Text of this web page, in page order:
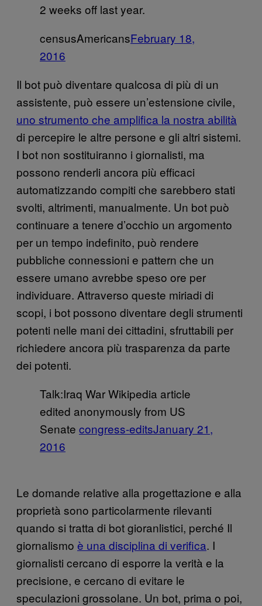
2 weeks off last year.
censusAmericansFebruary 18,
2016
Il bot può diventare qualcosa di più di un
assistente, può essere un’estensione civile,
uno strumento che amplifica la nostra abilità
di percepire le altre persone e gli altri sistemi.
I bot non sostituiranno i giornalisti, ma
possono renderli ancora più efficaci
automatizzando compiti che sarebbero stati
svolti, altrimenti, manualmente. Un bot può
continuare a tenere d’occhio un argomento
per un tempo indefinito, può rendere
pubbliche connessioni e pattern che un
essere umano avrebbe speso ore per
individuare. Attraverso queste miriadi di
scopi, i bot possono diventare degli strumenti
potenti nelle mani dei cittadini, sfruttabili per
richiedere ancora più trasparenza da parte
dei potenti.
Talk:Iraq War Wikipedia article
edited anonymously from US
Senate congress-editsJanuary 21,
2016
Le domande relative alla progettazione e alla
proprietà sono particolarmente rilevanti
quando si tratta di bot gioranlistici, perché Il
giornalismo è una disciplina di verifica. I
giornalisti cercano di esporre la verità e la
precisione, e cercano di evitare le
speculazioni grossolane. Un bot, prima o poi,